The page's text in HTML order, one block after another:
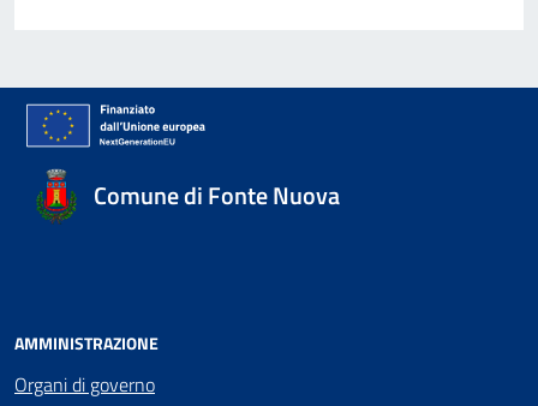
Comune di Fonte Nuova
AMMINISTRAZIONE
Organi di governo